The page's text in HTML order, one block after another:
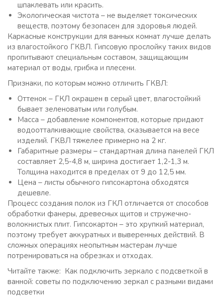
шпаклевать или красить.
Экологическая чистота – не выделяет токсических
веществ, поэтому безопасен для здоровья людей.
Каркасные конструкции для ванных комнат лучше делать
из влагостойкого ГКВЛ. Гипсовую прослойку таких видов
пропитывают специальным составом, защищающим
материал от воды, грибка и плесени.
Признаки, по которым можно отличить ГКВЛ:
Оттенок – ГКЛ окрашен в серый цвет, влагостойкий
бывает зеленоватым или голубым.
Масса – добавление компонентов, которые придают
водоотталкивающие свойства, сказывается на весе
изделий. ГКВЛ тяжелее примерно на 2 кг.
Габаритные размеры – стандартная длина панелей ГКЛ
составляет 2,5-4,8 м, ширина достигает 1,2-1,3 м.
Толщина находится в пределах от 9 до 12,5 мм.
Цена – листы обычного гипсокартона обходятся
дешевле.
Процесс создания полок из ГКЛ отличается от способов
обработки фанеры, древесных щитов и стружечно-
волокнистых плит. Гипсокартон – это хрупкий материал,
поэтому требует аккуратных и выверенных действий. В
сложных операциях неопытным мастерам лучше
потренироваться на обрезках и отходах.
Читайте также: Как подключить зеркало с подсветкой в
ванной: советы по подключению зеркал с разными видами
подсветки